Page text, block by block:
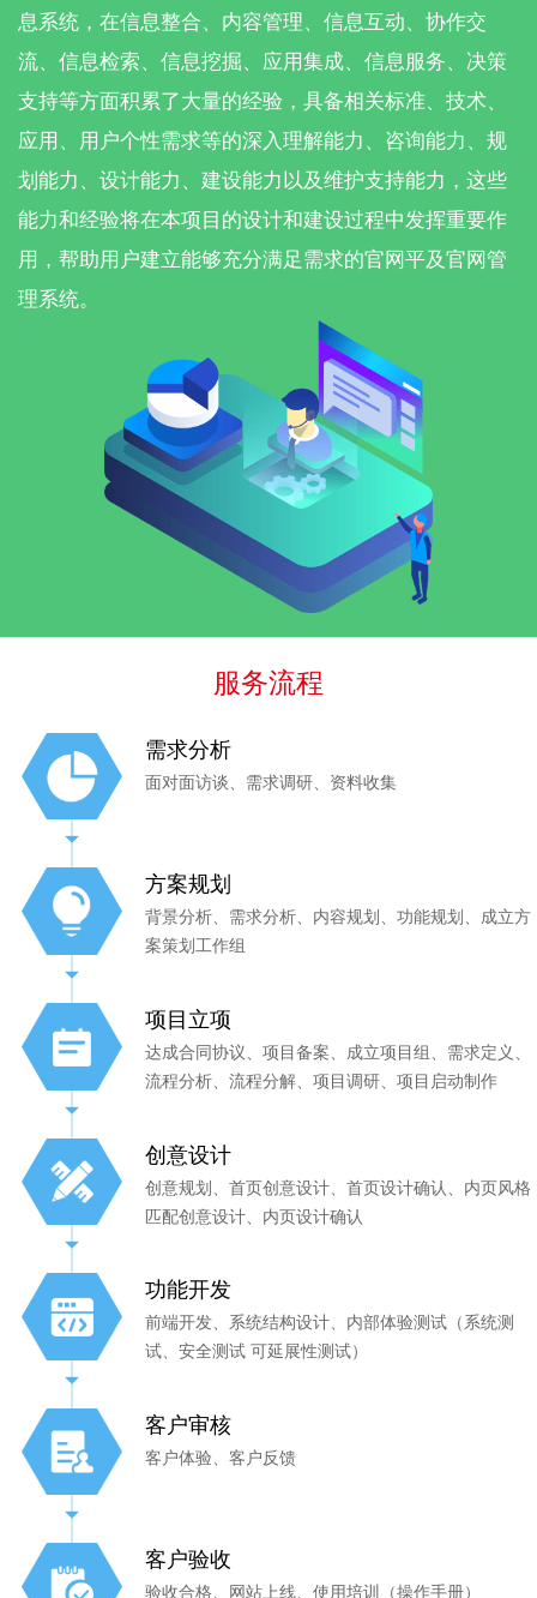
息系统，在信息整合、内容管理、信息互动、协作交
流、信息检索、信息挖掘、应用集成、信息服务、决策
支持等方面积累了大量的经验，具备相关标准、技术、
应用、用户个性需求等的深入理解能力、咨询能力、规
划能力、设计能力、建设能力以及维护支持能力，这些
能力和经验将在本项目的设计和建设过程中发挥重要作
用，帮助用户建立能够充分满足需求的官网平及官网管
理系统。
服务流程
需求分析
面对面访谈、需求调研、资料收集
方案规划
背景分析、需求分析、内容规划、功能规划、成立方
案策划工作组
项目立项
达成合同协议、项目备案、成立项目组、需求定义、
流程分析、流程分解、项目调研、项目启动制作
创意设计
创意规划、首页创意设计、首页设计确认、内页风格
匹配创意设计、内页设计确认
功能开发
前端开发、系统结构设计、内部体验测试（系统测
试、安全测试 可延展性测试）
客户审核
客户体验、客户反馈
客户验收
验收合格、网站上线、使用培训（操作手册）